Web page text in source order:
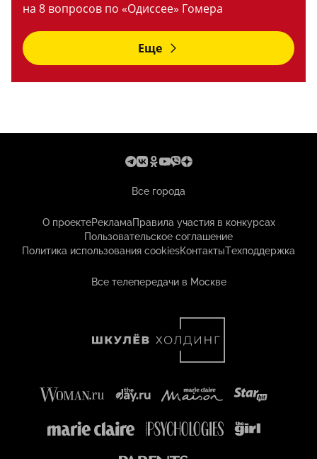
на 8 вопросов по «Одиссее» Гомера
Еще
Все города
О проектеРекламаПравила участия в конкурсах
Пользовательское соглашение
Политика использования cookiesКонтактыТехподдержка
Все телепередачи в Москве